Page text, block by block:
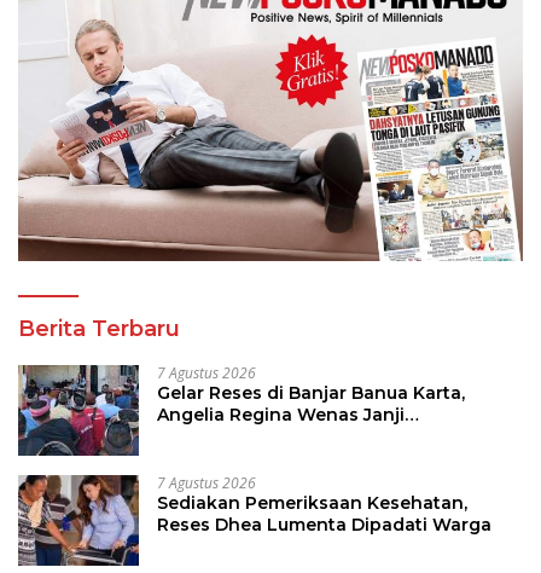
Berita Terbaru
7 Agustus 2026
Gelar Reses di Banjar Banua Karta,
Angelia Regina Wenas Janji
7 Agustus 2026
Sediakan Pemeriksaan Kesehatan,
Reses Dhea Lumenta Dipadati Warga